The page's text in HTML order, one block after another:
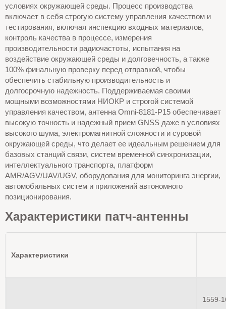
условиях окружающей среды. Процесс производства
включает в себя строгую систему управления качеством и
тестирования, включая инспекцию входных материалов,
контроль качества в процессе, измерения
производительности радиочастоты, испытания на
воздействие окружающей среды и долговечность, а также
100% финальную проверку перед отправкой, чтобы
обеспечить стабильную производительность и
долгосрочную надежность. Поддерживаемая своими
мощными возможностями НИОКР и строгой системой
управления качеством, антенна Omni-8181-P15 обеспечивает
высокую точность и надежный прием GNSS даже в условиях
высокого шума, электромагнитной сложности и суровой
окружающей среды, что делает ее идеальным решением для
базовых станций связи, систем временной синхронизации,
интеллектуального транспорта, платформ
AMR/AGV/UAV/UGV, оборудования для мониторинга энергии,
автомобильных систем и приложений автономного
позиционирования.
Характеристики патч-антенны
Характеристики
1559-